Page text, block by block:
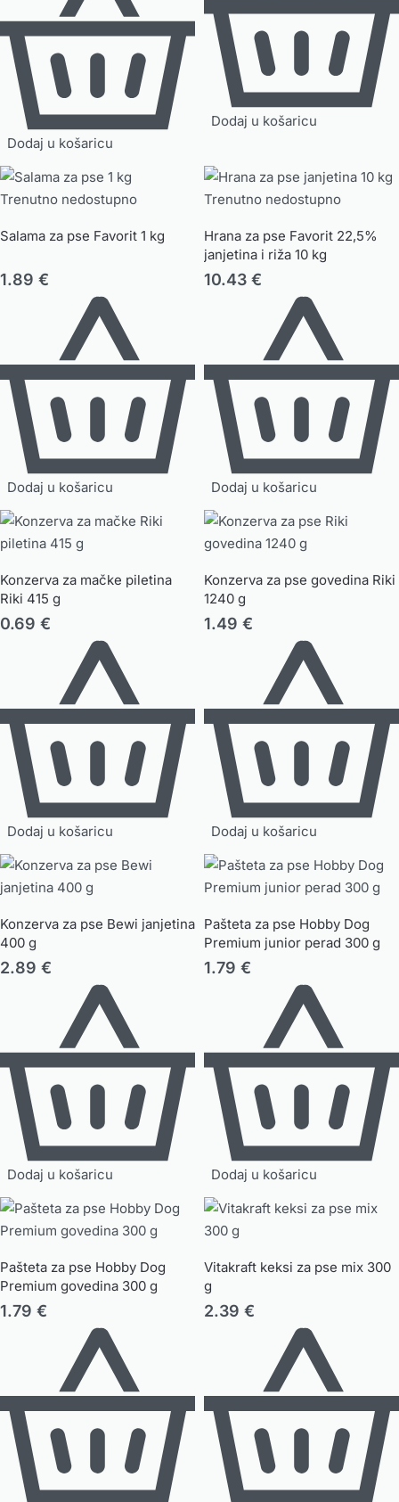
Dodaj u košaricu
Dodaj u košaricu
Trenutno nedostupno
Salama za pse Favorit 1 kg
1.89 €
Dodaj u košaricu
Trenutno nedostupno
Hrana za pse Favorit 22,5%
janjetina i riža 10 kg
10.43 €
Dodaj u košaricu
Konzerva za mačke piletina
Riki 415 g
0.69 €
Dodaj u košaricu
Konzerva za pse govedina Riki
1240 g
1.49 €
Dodaj u košaricu
Konzerva za pse Bewi janjetina
400 g
2.89 €
Dodaj u košaricu
Pašteta za pse Hobby Dog
Premium junior perad 300 g
1.79 €
Dodaj u košaricu
Pašteta za pse Hobby Dog
Premium govedina 300 g
1.79 €
Vitakraft keksi za pse mix 300
g
2.39 €